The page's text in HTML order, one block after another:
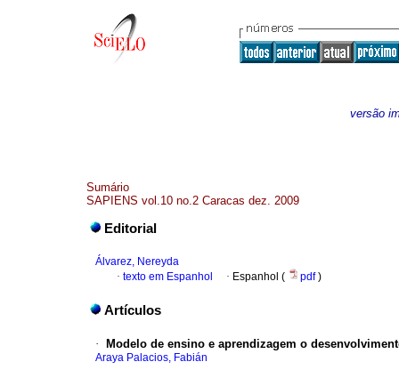
versão
Sumário
SAPIENS vol.10 no.2 Caracas dez. 2009
Editorial
Álvarez, Nereyda
· texto em Espanhol · Espanhol ( pdf)
Artículos
· Modelo de ensino e aprendizagem o
Araya Palacios, Fabián